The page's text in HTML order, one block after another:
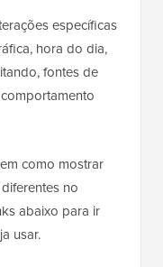
específicas
hora do dia,
fontes de
como mostrar
no
abaixo para ir
usar.